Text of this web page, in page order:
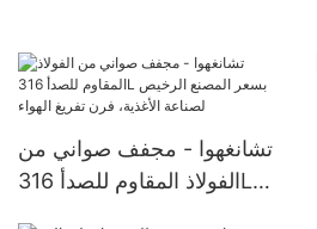
تشانغهوا - مجفف صواني من
الفولاذ المقاوم للصدأ 316L